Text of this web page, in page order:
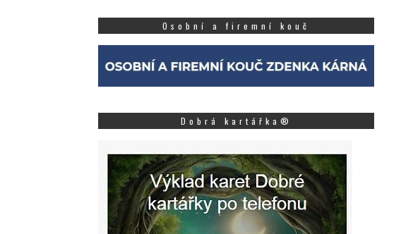
Osobní a firemní kouč
Dobrá kartářka®